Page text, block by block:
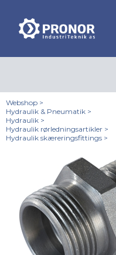
Webshop >
Hydraulik & Pneumatik >
Hydraulik >
Hydraulik rørledningsartikler >
Hydraulik skæreringsfittings >